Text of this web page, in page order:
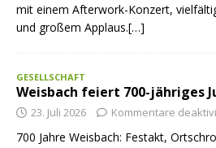
mit einem Afterwork-Konzert,
und großem Applaus.[…]
GESELLSCHAFT
Weisbach feiert 700-jähriges
23. Juli 2026 Kommentare
700 Jahre Weisbach: Festakt,